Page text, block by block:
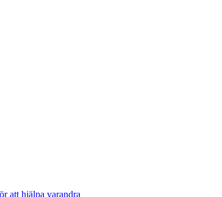
att hjälpa varandra